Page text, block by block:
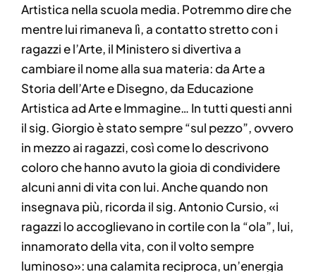
Artistica nella scuola media. Potremmo dire che
mentre lui rimaneva lì, a contatto stretto con i
ragazzi e l’Arte, il Ministero si divertiva a
cambiare il nome alla sua materia: da Arte a
Storia dell’Arte e Disegno, da Educazione
Artistica ad Arte e Immagine… In tutti questi anni
il sig. Giorgio è stato sempre “sul pezzo”, ovvero
in mezzo ai ragazzi, così come lo descrivono
coloro che hanno avuto la gioia di condividere
alcuni anni di vita con lui. Anche quando non
insegnava più, ricorda il sig. Antonio Cursio, «i
ragazzi lo accoglievano in cortile con la “ola”, lui,
innamorato della vita, con il volto sempre
luminoso»: una calamita reciproca, un’energia